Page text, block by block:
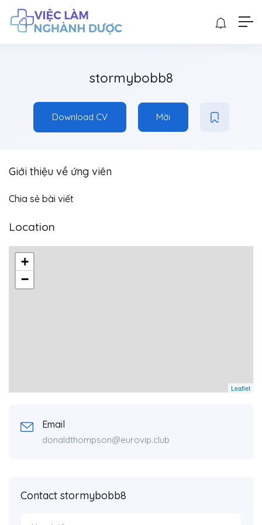
stormybobb8
Download CV Mời
Giới thiệu về ứng viên
Chia sẻ bài viết
Location
+
−
Leaflet
Email
donaldthompson@eurovip.club
Contact stormybobb8